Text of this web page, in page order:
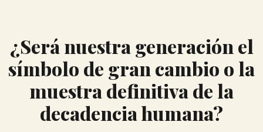
¿Será nuestra generación el
símbolo de gran cambio o la
muestra definitiva de la
decadencia humana?